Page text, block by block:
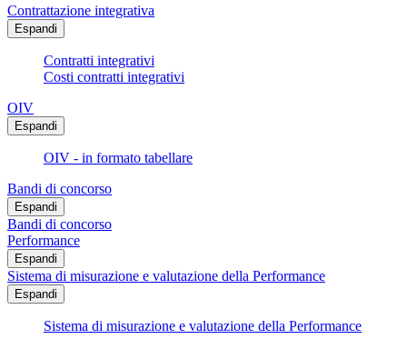
Contrattazione integrativa
Espandi
Contratti integrativi
Costi contratti integrativi
OIV
Espandi
OIV - in formato tabellare
Bandi di concorso
Espandi
Bandi di concorso
Performance
Espandi
Sistema di misurazione e valutazione della Performance
Espandi
Sistema di misurazione e valutazione della Performance